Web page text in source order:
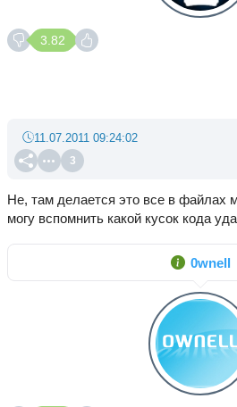
3.82
3
11.07.2011 09:24:02
Не, там делается это все в файлах
могу вспомнить какой кусок кода
0wnell